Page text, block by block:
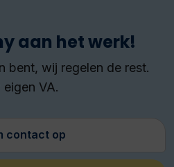
aan het werk!
bent, wij regelen de rest.
VA.
contact op